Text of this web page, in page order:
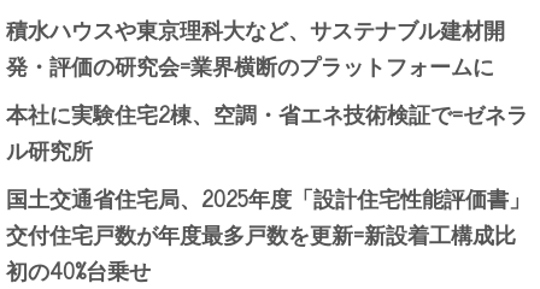
積水ハウスや東京理科大など、サステナブル建材開
発・評価の研究会=業界横断のプラットフォームに
本社に実験住宅2棟、空調・省エネ技術検証で=ゼネラ
ル研究所
国土交通省住宅局、2025年度「設計住宅性能評価書」
交付住宅戸数が年度最多戸数を更新=新設着工構成比
初の40%台乗せ